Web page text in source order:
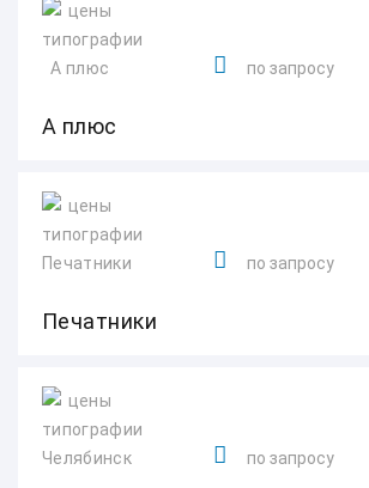
А плюс
по запросу
Печатники
по запросу
по запросу